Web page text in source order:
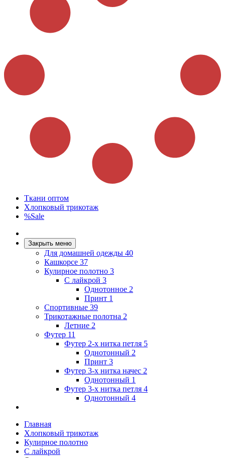
Ткани оптом
Хлопковый трикотаж
%Sale
Закрыть меню
Для домашней одежды 40
Кашкорсе 37
Кулирное полотно 3
С лайкрой 3
Однотонное 2
Принт 1
Спортивные 39
Трикотажные полотна 2
Летние 2
Футер 11
Футер 2-х нитка петля 5
Однотонный 2
Принт 3
Футер 3-х нитка начес 2
Однотонный 1
Футер 3-х нитка петля 4
Однотонный 4
Главная
Хлопковый трикотаж
Кулирное полотно
С лайкрой